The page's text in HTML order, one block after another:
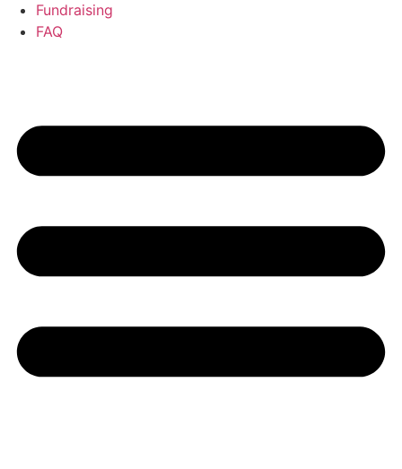
Fundraising
FAQ